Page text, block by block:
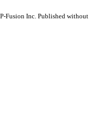
Fusion Inc. Published without